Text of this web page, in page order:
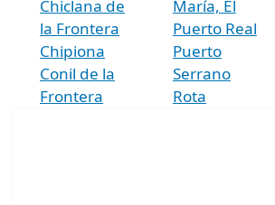
Chiclana de
la Frontera
Chipiona
Conil de la
Frontera
María, El
Puerto Real
Puerto
Serrano
Rota